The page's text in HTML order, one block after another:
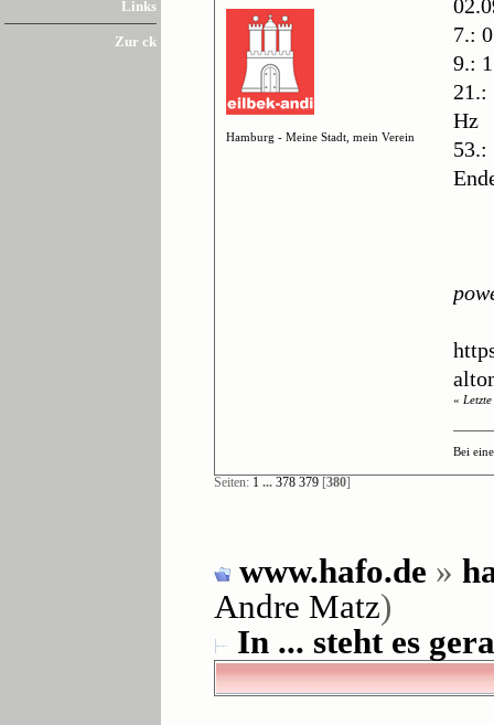
Links
Zur ck
Hamburg - Meine Stadt, mein Verein
7.:
9.:
21.:
Hz
53.:
«
Bei
Seiten: 1 ... 378 379[ 380]
www.hafo.de »
Andre Matz)
In ... steht es